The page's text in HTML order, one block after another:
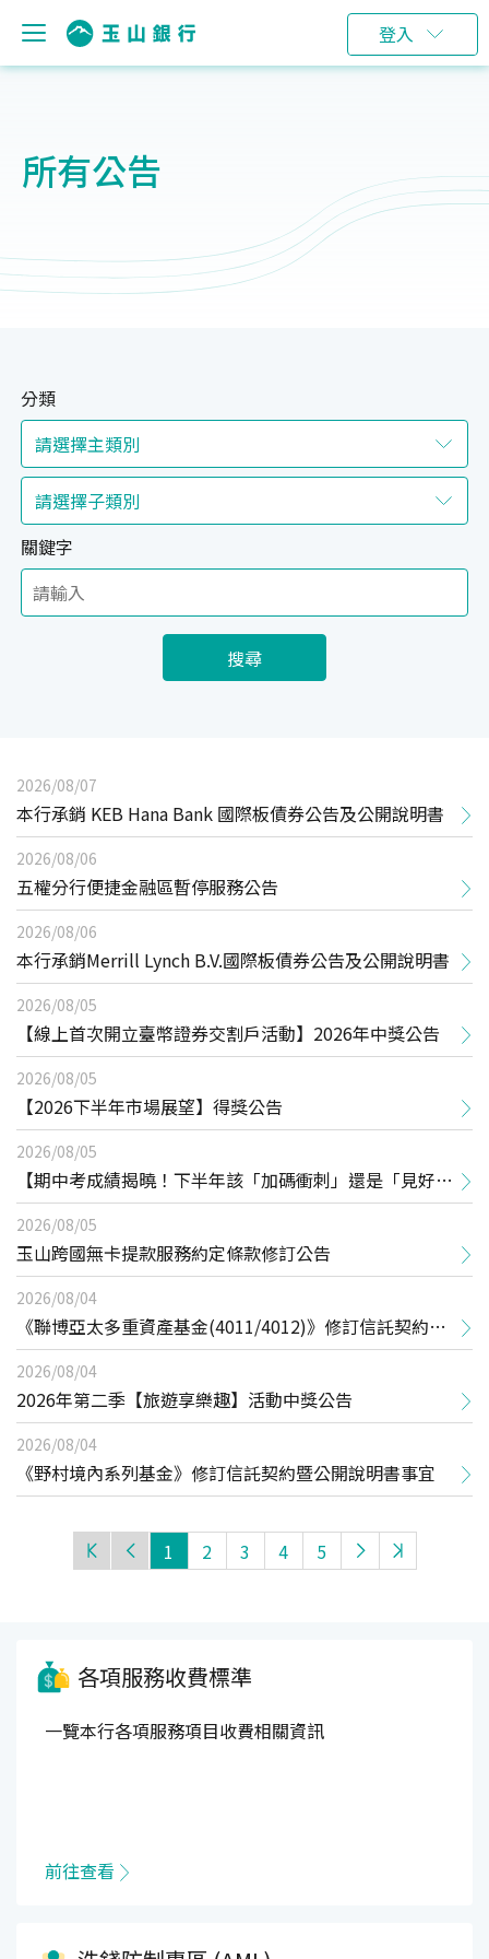
登入
所有公告
分類
關鍵字
搜尋
2026/08/07
本行承銷 KEB Hana Bank 國際板債券公告及公開說明書
2026/08/06
五權分行便捷金融區暫停服務公告
2026/08/06
本行承銷Merrill Lynch B.V.國際板債券公告及公開說明書
2026/08/05
【線上首次開立臺幣證券交割戶活動】2026年中獎公告
2026/08/05
【2026下半年市場展望】得獎公告
2026/08/05
【期中考成績揭曉！下半年該「加碼衝刺」還是「見好就
收」？】線上講座得獎公告
2026/08/05
玉山跨國無卡提款服務約定條款修訂公告
2026/08/04
《聯博亞太多重資產基金(4011/4012)》修訂信託契約暨
公開說明書事宜
2026/08/04
2026年第二季【旅遊享樂趣】活動中獎公告
2026/08/04
《野村境內系列基金》修訂信託契約暨公開說明書事宜
1 2 3 4 5
各項服務收費標準
一覽本行各項服務項目收費相關資訊
前往查看